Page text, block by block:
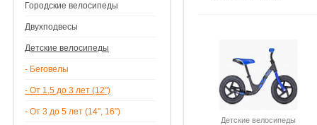
Городские велосипеды
Двухподвесы
Детские велосипеды
- Беговелы
- От 1,5 до 3 лет (12")
- От 3 до 5 лет (14", 16")
Детские велосипеды